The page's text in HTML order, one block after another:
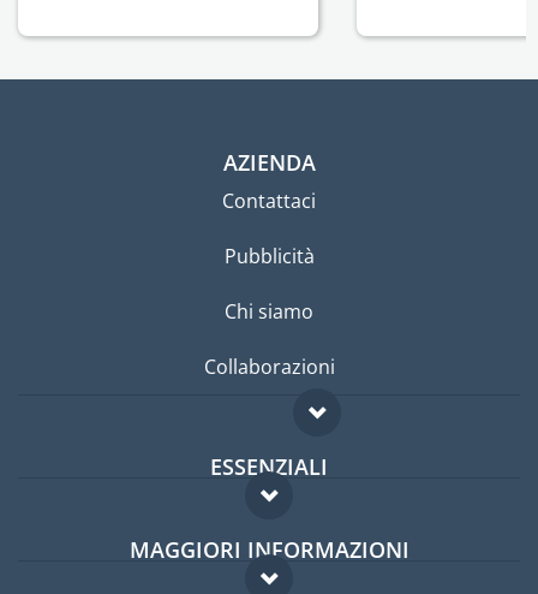
AZIENDA
Contattaci
Pubblicità
Chi siamo
Collaborazioni
ESSENZIALI
Forum per expat
Guida per expat
MAGGIORI INFORMAZIONI
Domande frequenti